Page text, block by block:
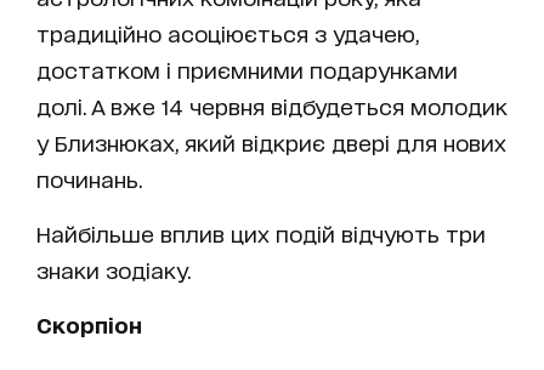
традиційно асоціюється з удачею,
достатком і приємними подарунками
долі. А вже 14 червня відбудеться молодик
у Близнюках, який відкриє двері для нових
починань.
Найбільше вплив цих подій відчують три
знаки зодіаку.
Скорпіон